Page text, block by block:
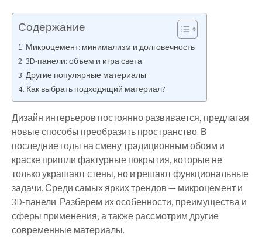
Содержание
Микроцемент: минимализм и долговечность
3D-панели: объем и игра света
Другие популярные материалы
Как выбрать подходящий материал?
Дизайн интерьеров постоянно развивается, предлагая
новые способы преобразить пространство. В
последние годы на смену традиционным обоям и
краске пришли фактурные покрытия, которые не
только украшают стены, но и решают функциональные
задачи. Среди самых ярких трендов — микроцемент и
3D-панели. Разберем их особенности, преимущества и
сферы применения, а также рассмотрим другие
современные материалы.